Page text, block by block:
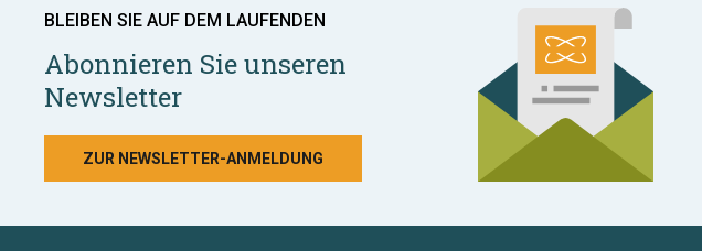
BLEIBEN SIE AUF DEM LAUFENDEN
Abonnieren Sie unseren
Newsletter
ZUR NEWSLETTER-ANMELDUNG